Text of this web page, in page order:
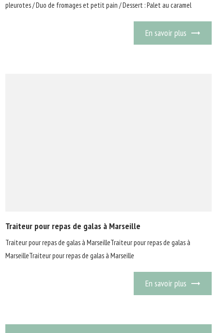
pleurotes / Duo de fromages et petit pain / Dessert : Palet au caramel
En savoir plus
Traiteur pour repas de galas à Marseille
Traiteur pour repas de galas à MarseilleTraiteur pour repas de galas à
MarseilleTraiteur pour repas de galas à Marseille
En savoir plus